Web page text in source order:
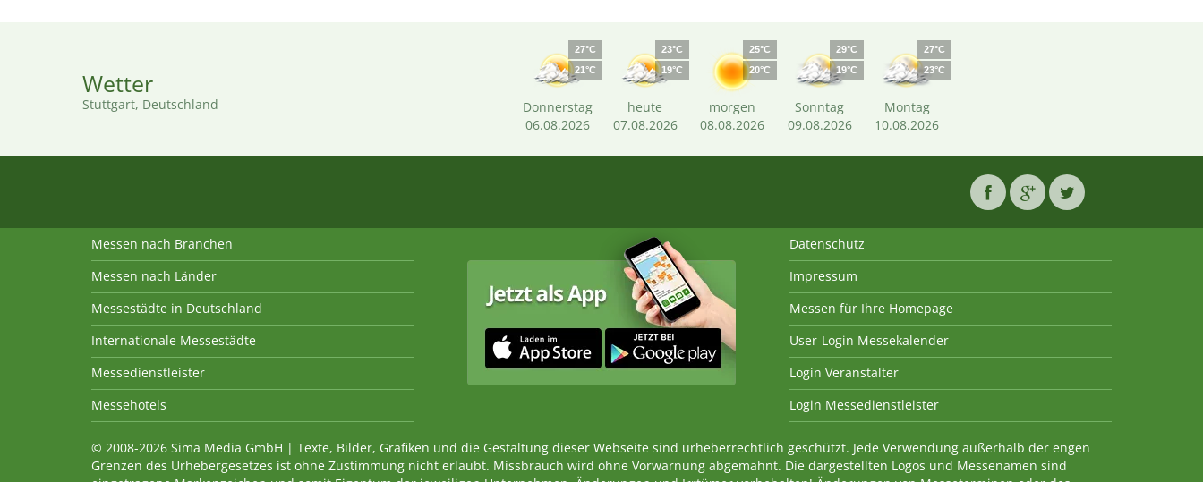
Wetter
Stuttgart, Deutschland
27°C
21°C
Donnerstag
06.08.2026
23°C
19°C
heute
07.08.2026
25°C
20°C
morgen
08.08.2026
29°C
19°C
Sonntag
09.08.2026
27°C
23°C
Montag
10.08.2026
Messen nach Branchen
Messen nach Länder
Messestädte in Deutschland
Internationale Messestädte
Messedienstleister
Messehotels
Datenschutz
Impressum
Messen für Ihre Homepage
User-Login Messekalender
Login Veranstalter
Login Messedienstleister
© 2008-2026 Sima Media GmbH | Texte, Bilder, Grafiken und die Gestaltung dieser Webseite sind urheberrechtlich geschützt. Jede Verwendung außerhalb der engen
Grenzen des Urhebergesetzes ist ohne Zustimmung nicht erlaubt. Missbrauch wird ohne Vorwarnung abgemahnt. Die dargestellten Logos und Messenamen sind